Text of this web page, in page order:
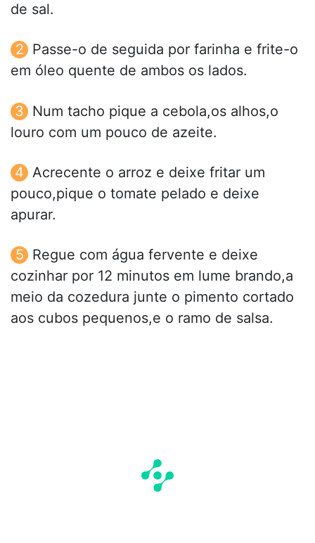
de sal.
Passe-o de seguida por farinha e frite-o
em óleo quente de ambos os lados.
Num tacho pique a cebola,os alhos,o
louro com um pouco de azeite.
Acrecente o arroz e deixe fritar um
pouco,pique o tomate pelado e deixe
apurar.
Regue com água fervente e deixe
cozinhar por 12 minutos em lume brando,a
meio da cozedura junte o pimento cortado
aos cubos pequenos,e o ramo de salsa.